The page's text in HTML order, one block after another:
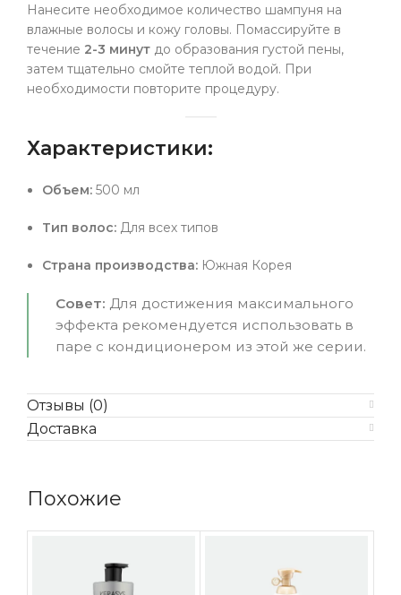
Нанесите необходимое количество шампуня на
влажные волосы и кожу головы. Помассируйте в
течение 2-3 минут до образования густой пены,
затем тщательно смойте теплой водой. При
необходимости повторите процедуру.
Характеристики:
Объем: 500 мл
Тип волос: Для всех типов
Страна производства: Южная Корея
Совет: Для достижения максимального
эффекта рекомендуется использовать в
паре с кондиционером из этой же серии.
Отзывы (0)
Доставка
Похожие